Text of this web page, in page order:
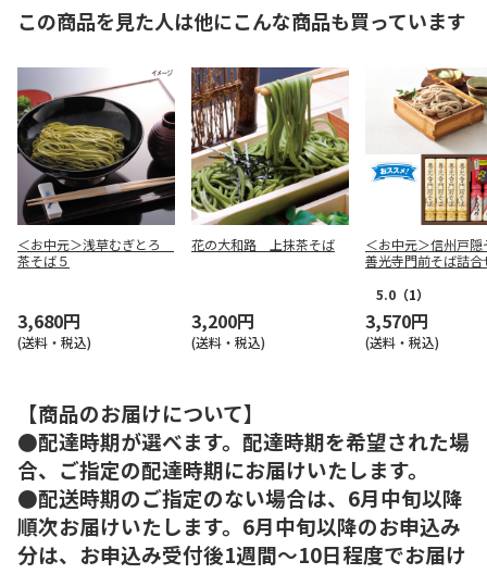
この商品を見た人は他にこんな商品も買っています
＜お中元＞浅草むぎとろ
茶そば５
3,680円
(送料・税込)
花の大和路 上抹茶そば
3,200円
(送料・税込)
＜お中元＞信州戸隠
善光寺門前そば詰合
5.0 （1）
3,570円
(送料・税込)
【商品のお届けについて】
●配達時期が選べます。配達時期を希望された場
合、ご指定の配達時期にお届けいたします。
●配送時期のご指定のない場合は、6月中旬以降
順次お届けいたします。6月中旬以降のお申込み
分は、お申込み受付後1週間～10日程度でお届け